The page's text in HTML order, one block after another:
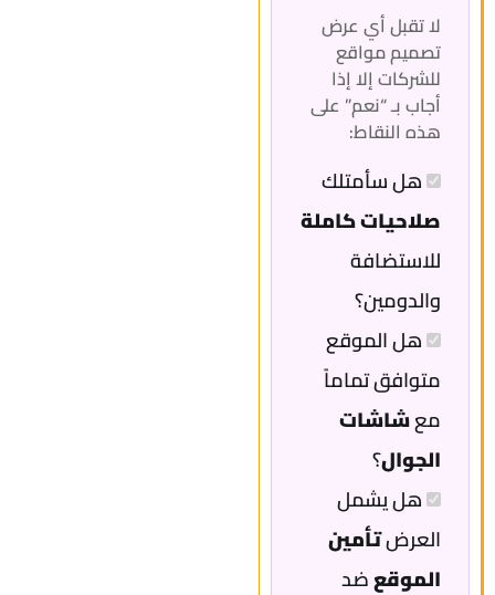
لا تقبل أي عرض
تصميم مواقع
للشركات إلا إذا
أجاب بـ “نعم” على
هذه النقاط:
هل سأمتلك
صلاحيات كاملة
للاستضافة
والدومين؟
هل الموقع
متوافق تماماً
معشاشات
الجوال؟
هل يشمل
العرضتأمين
الموقعضد